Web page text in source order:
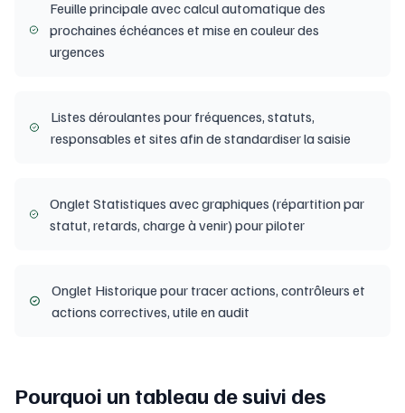
Feuille principale avec calcul automatique des
prochaines échéances et mise en couleur des
urgences
Listes déroulantes pour fréquences, statuts,
responsables et sites afin de standardiser la saisie
Onglet Statistiques avec graphiques (répartition par
statut, retards, charge à venir) pour piloter
Onglet Historique pour tracer actions, contrôleurs et
actions correctives, utile en audit
Pourquoi un tableau de suivi des